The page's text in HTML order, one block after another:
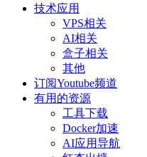
技术应用
VPS相关
AI相关
盒子相关
其他
订阅Youtube频道
有用的资源
工具下载
Docker加速
AI应用导航